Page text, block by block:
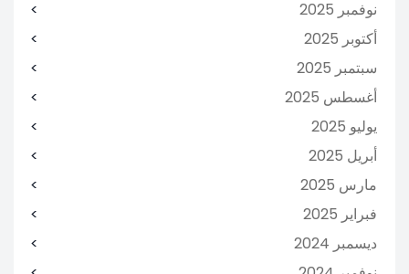
نوفمبر 2025
أكتوبر 2025
سبتمبر 2025
أغسطس 2025
يوليو 2025
أبريل 2025
مارس 2025
فبراير 2025
ديسمبر 2024